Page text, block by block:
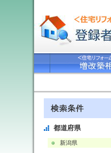
都道府県
新潟県